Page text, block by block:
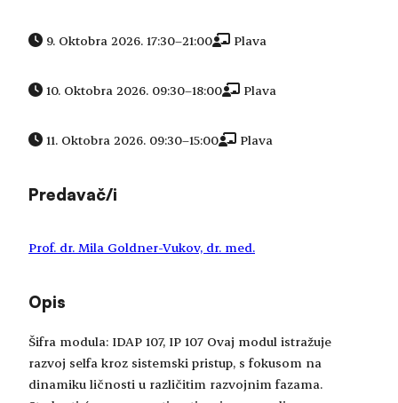
9. Oktobra 2026. 17:30–21:00 Plava
10. Oktobra 2026. 09:30–18:00 Plava
11. Oktobra 2026. 09:30–15:00 Plava
Predavač/i
Prof. dr. Mila Goldner-Vukov, dr. med.
Opis
Šifra modula: IDAP 107, IP 107 Ovaj modul istražuje
razvoj selfa kroz sistemski pristup, s fokusom na
dinamiku ličnosti u različitim razvojnim fazama.